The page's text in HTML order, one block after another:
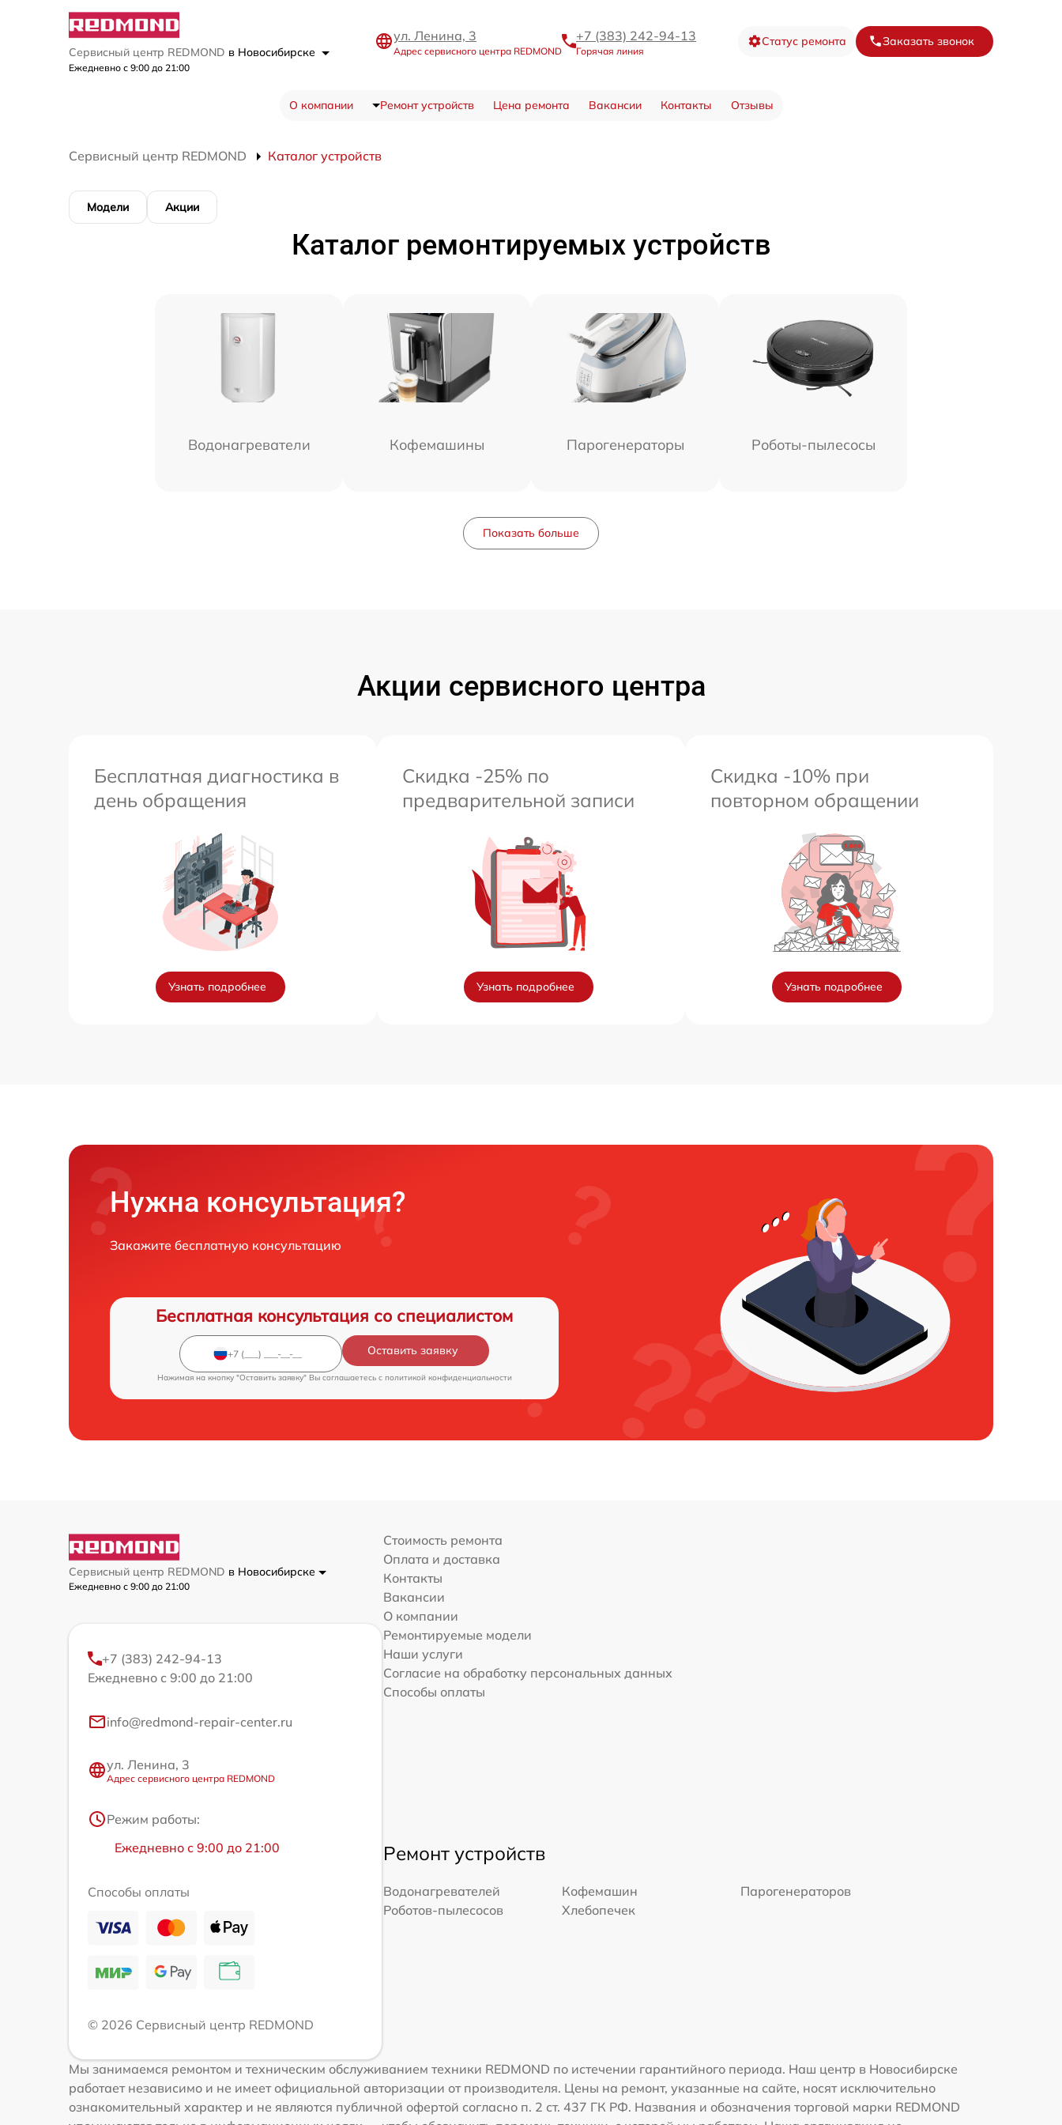
Сервисный центр REDMOND в Новосибирске
Ежедневно с 9:00 до 21:00
ул. Ленина, 3
Адрес сервисного центра REDMOND
+7 (383) 242-94-13
Горячая линия
Статус ремонта Заказать звонок
О компании Ремонт устройств Цена ремонта Вакансии Контакты Отзывы
Сервисный центр REDMOND Каталог устройств
Модели Акции
Каталог ремонтируемых устройств
Водонагреватели Кофемашины Парогенераторы Роботы-пылесосы
Показать больше
Акции сервисного центра
Бесплатная диагностика в
день обращения
Узнать подробнее
Скидка -25% по
предварительной записи
Узнать подробнее
Скидка -10% при
повторном обращении
Узнать подробнее
Нужна консультация?
Закажите бесплатную консультацию
Бесплатная консультация со специалистом
Оставить заявку
Нажимая на кнопку "Оставить заявку" Вы соглашаетесь c политикой конфиденциальности
Сервисный центр REDMOND в Новосибирске
Ежедневно с 9:00 до 21:00
+7 (383) 242-94-13
Ежедневно с 9:00 до 21:00
info@redmond-repair-center.ru
ул. Ленина, 3
Адрес сервисного центра REDMOND
Режим работы:
Ежедневно с 9:00 до 21:00
Способы оплаты
© 2026 Сервисный центр REDMOND
Стоимость ремонта
Оплата и доставка
Контакты
Вакансии
О компании
Ремонтируемые модели
Наши услуги
Согласие на обработку персональных данных
Способы оплаты
Ремонт устройств
Водонагревателей Кофемашин
Парогенераторов
Роботов-пылесосов
Хлебопечек
Мы занимаемся ремонтом и техническим обслуживанием техники REDMOND по истечении гарантийного периода. Наш центр в Новосибирске
работает независимо и не имеет официальной авторизации от производителя. Цены на ремонт, указанные на сайте, носят исключительно
ознакомительный характер и не являются публичной офертой согласно п. 2 ст. 437 ГК РФ. Названия и обозначения торговой марки REDMOND